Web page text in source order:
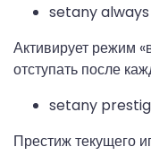
setany
Активирует режим
отступать после
setany
Престиж текущего